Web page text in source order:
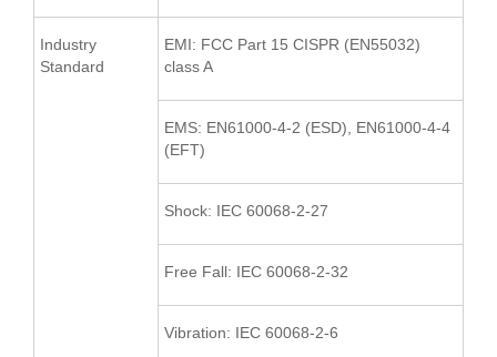
Industry
Standard
EMI: FCC Part 15 CISPR (EN55032)
class A
EMS: EN61000-4-2 (ESD), EN61000-4-4
(EFT)
Shock: IEC 60068-2-27
Free Fall: IEC 60068-2-32
Vibration: IEC 60068-2-6